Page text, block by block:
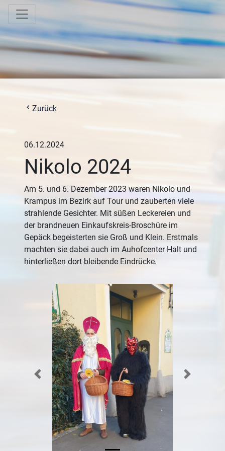
chevron_left Zurück
06.12.2024
Nikolo 2024
Am 5. und 6. Dezember 2023 waren Nikolo und
Krampus im Bezirk auf Tour und zauberten viele
strahlende Gesichter. Mit süßen Leckereien und
der brandneuen Einkaufskreis-Broschüre im
Gepäck begeisterten sie Groß und Klein. Erstmals
machten sie dabei auch im Auhofcenter Halt und
hinterließen dort bleibende Eindrücke.
Previous Next